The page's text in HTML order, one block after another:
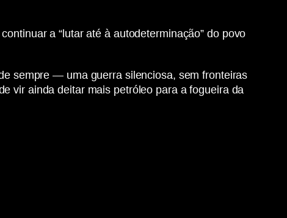
a “lutar até à autodeterminação” do povo
sempre — uma guerra silenciosa, sem fronteiras
vir ainda deitar mais petróleo para a fogueira da